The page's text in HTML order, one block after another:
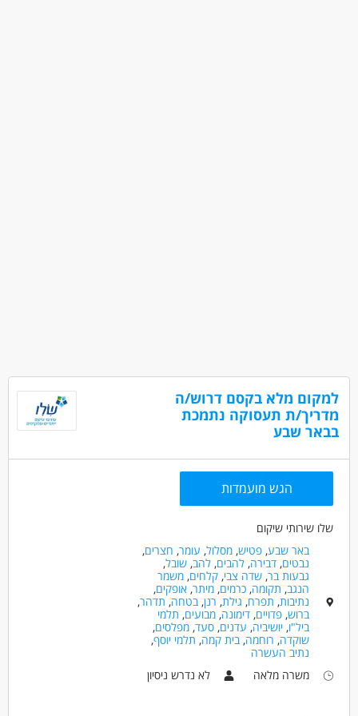
למקום מלא בקסם דרוש/ה
מדריך/ת תעסוקה נתמכת
בבאר שבע
הגש מועמדות
שלו שירותי שיקום
באר שבע,פטיש,מסלול, עומר, חצרים,
נבטים,דבירה,להבים,להב,שובל,
גבעות בר,שדה צבי,קלחים,משמר
הנגב, תקומה,כרמים,מיתר,אופקים,
נתיבות, תפרח, גילת, רנן,בטחה,תדהר,
ברוש,פדויים,דימונה,מבועים, תלמי
ביל"ו,יושיביה, עדנים,סעד,מפלסים,
שוקדה, רוחמה,בית קמה, תלמי יוסף,
נתיב העשרה
משרה מלאה
לא נדרש ניסיון